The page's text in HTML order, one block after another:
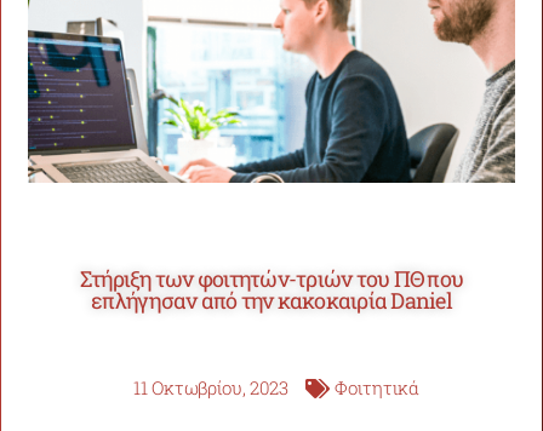
Στήριξη των φοιτητών-τριών του ΠΘ που
επλήγησαν από την κακοκαιρία Daniel
11 Οκτωβρίου, 2023 Φοιτητικά